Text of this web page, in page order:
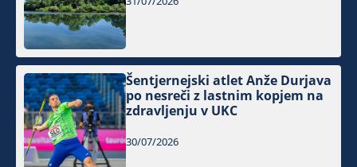
Šentjernejski atlet Anže Durjava
po nesreči z lastnim kopjem na
zdravljenju v UKC
30/07/2026